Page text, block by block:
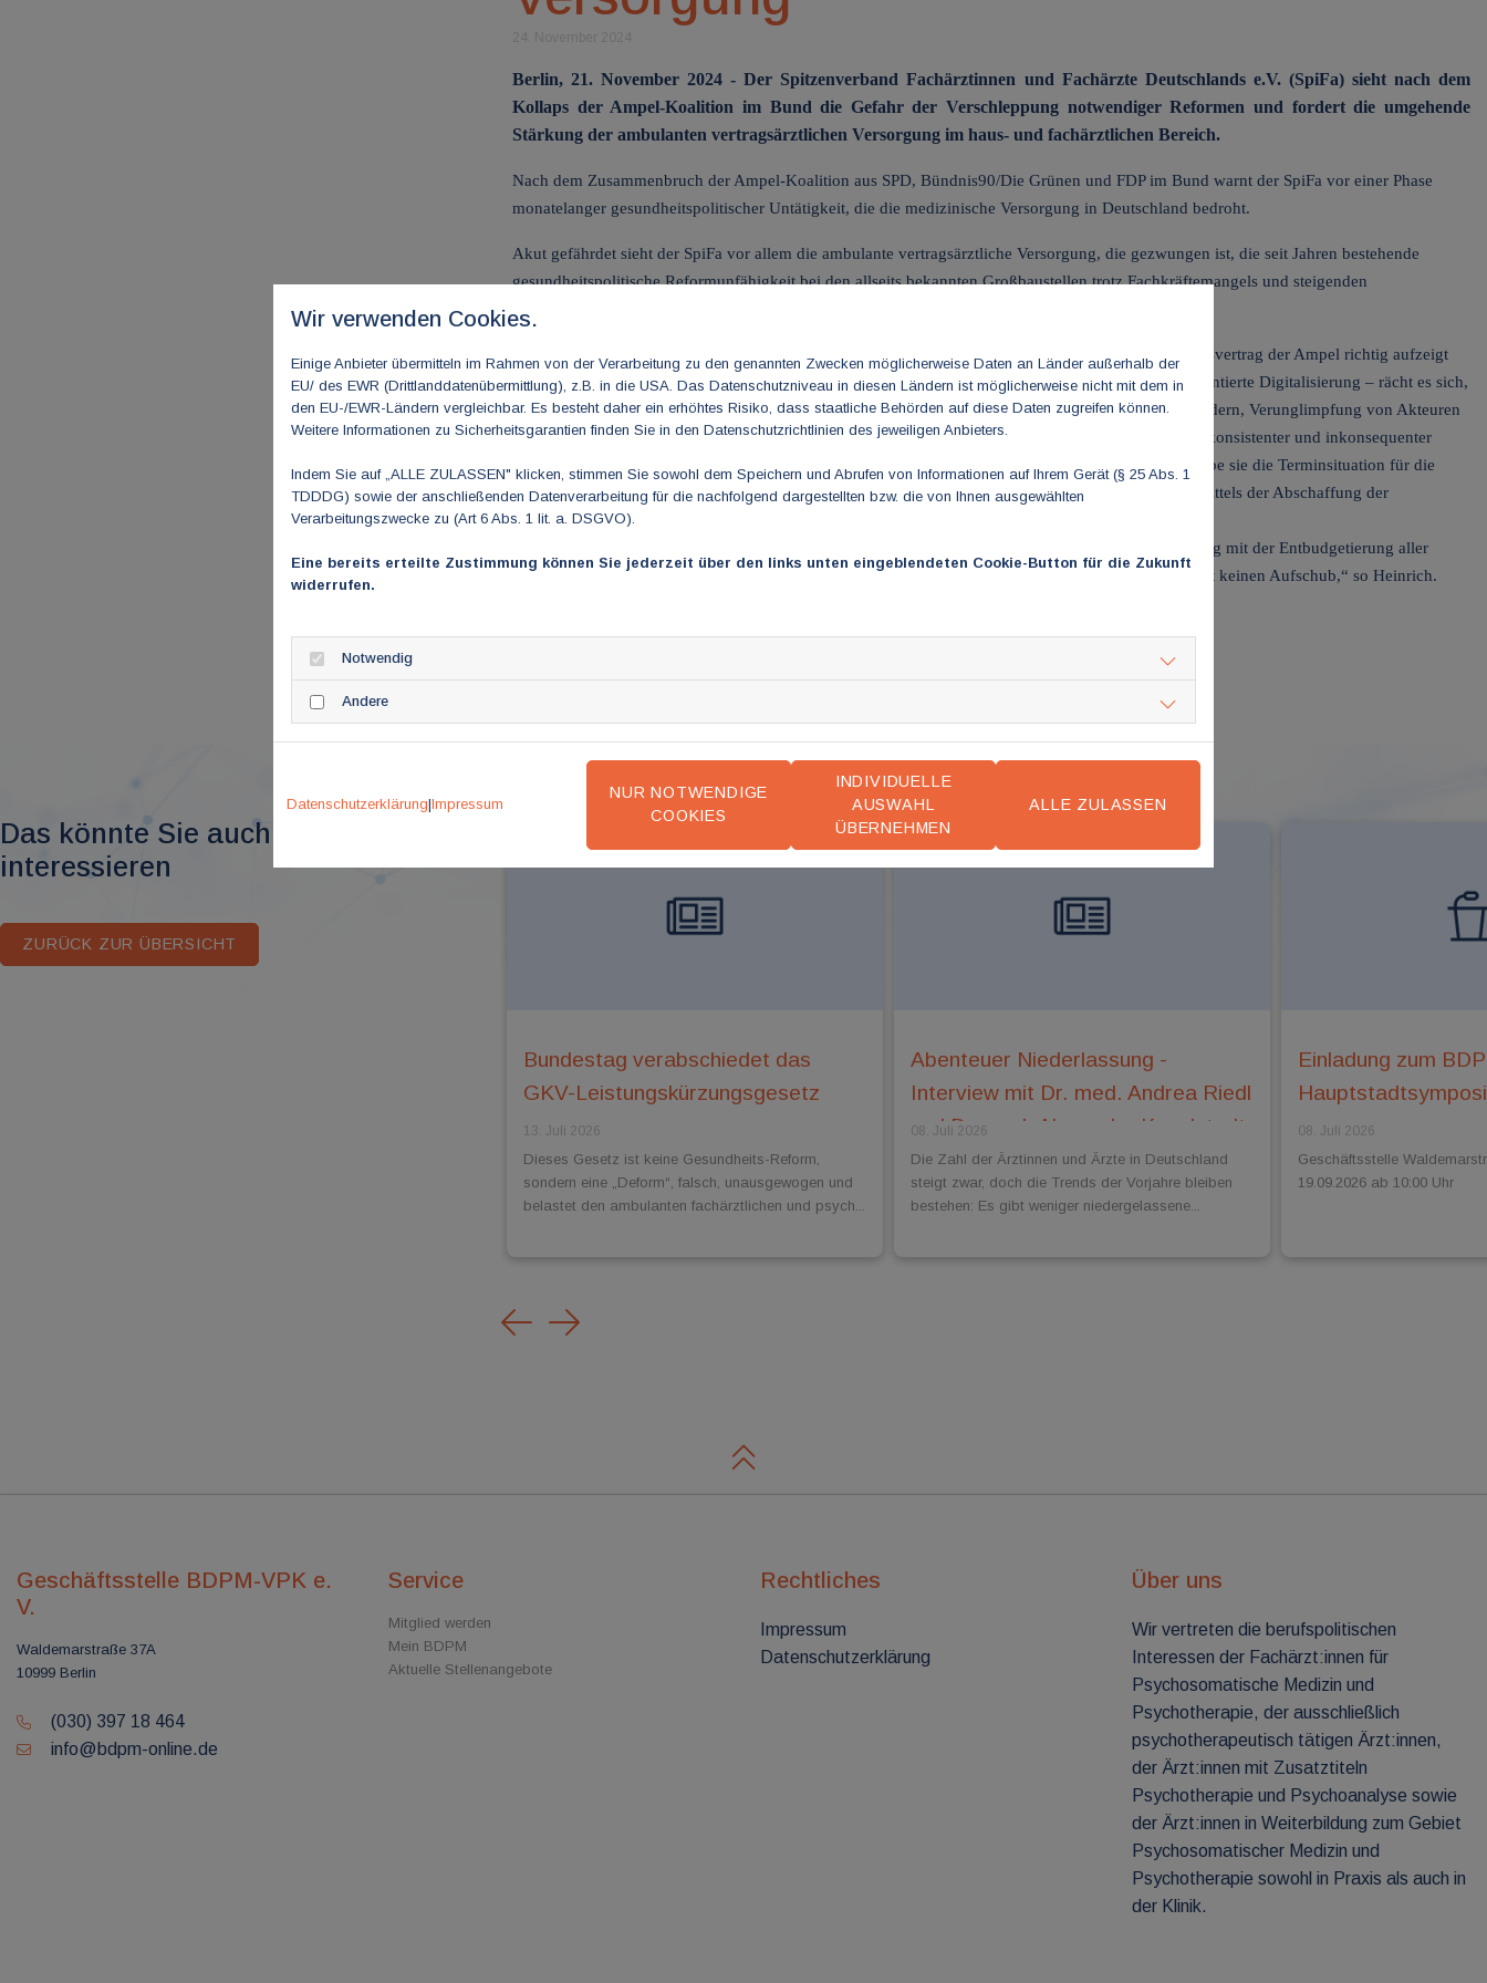
Berlin, 21. November 2024 - Der Spitzenverband Fachärztinnen und Fachärzte Deutschlands e.V. (SpiFa) sieht nach dem
Kollaps der Ampel-Koalition im Bund die Gefahr der Verschleppung notwendiger Reformen und fordert die umgehende
Stärkung der ambulanten vertragsärztlichen Versorgung im haus- und fachärztlichen Bereich.
Nach dem Zusammenbruch der Ampel-Koalition aus SPD, Bündnis90/Die Grünen und FDP im Bund warnt der SpiFa vor einer Phase
monatelanger gesundheitspolitischer Untätigkeit, die die medizinische Versorgung in Deutschland bedroht.
Akut gefährdet sieht der SpiFa vor allem die ambulante vertragsärztliche Versorgung, die gezwungen ist, die seit Jahren bestehende
gesundheitspolitische Reformunfähigkeit bei den allseits bekannten Großbaustellen trotz Fachkräftemangels und steigenden
Hierzu Dr. Dirk Heinrich, SpiFa-Vorstandsvorsitzender: „Nachdem die Handlungsfelder im Koalitionsvertrag der Ampel richtig aufzeigt
waren – Krankenhaus- und Notfallversorgung, Ambulantisierung, Entbürokratisierung, anwenderorientierte Digitalisierung – rächt es sich,
dass die selbsternannte Zukunftskoalition durch eine Regierungskommission, Geplänkel mit den Ländern, Verunglimpfung von Akteuren
der Gesundheitsversorgung als Lobbyisten durch den Bundesgesundheitsminister und die Vorlage inkonsistenter und inkonsequenter
Gesetzentwürfe keine einzige Baustelle des Gesundheitswesens beseitigt haben wird.“ Stattdessen habe sie die Terminsituation für die
Patientinnen und Patienten mit der Kostendämpfungskeule des GKV-Finanzstabilisierungsgesetzes mittels der Abschaffung der
Neupatientenregelung maßgeblich verschlechtert.
„Es brennt in der ambulanten haus- und fachärztlichen Versorgung und ist geboten, dieses Feuer zügig mit der Entbudgetierung aller
niedergelassener Ärztinnen und Ärzte zu löschen. Diese Großbaustelle des Gesundheitswesens duldet keinen Aufschub,“ so Heinrich.
Das könnte Sie auch
interessieren
ZURÜCK ZUR ÜBERSICHT
Bundestag verabschiedet das
GKV-Leistungskürzungsgesetz
13. Juli 2026
Dieses Gesetz ist keine Gesundheits-Reform,
sondern eine „Deform“, falsch, unausgewogen und
belastet den ambulanten fachärztlichen und psych...
Abenteuer Niederlassung -
Interview mit Dr. med. Andrea Riedl
und Dr. med. Alexander Kugelstadt
08. Juli 2026
Die Zahl der Ärztinnen und Ärzte in Deutschland
steigt zwar, doch die Trends der Vorjahre bleiben
bestehen: Es gibt weniger niedergelassene...
Einladung zum
08. Juli 2026
Geschäftsstelle
19.09.2026 ab 10:00 Uhr
Previous
Next
Geschäftsstelle BDPM-VPK e.
V.
Waldemarstraße 37A
10999 Berlin
(030) 397 18 464
info@bdpm-online.de
Service
Mitglied werden
Mein BDPM
Aktuelle Stellenangebote
Rechtliches
Impressum
Datenschutzerklärung
Über uns
Wir vertreten die berufspolitischen
Interessen der Fachärzt:innen für
Psychosomatische Medizin und
Psychotherapie, der ausschließlich
psychotherapeutisch tätigen Ärzt:innen,
der Ärzt:innen mit Zusatztiteln
Psychotherapie und Psychoanalyse sowie
der Ärzt:innen in Weiterbildung zum Gebiet
Psychosomatischer Medizin und
Psychotherapie sowohl in Praxis als auch in
der Klinik.
Wir verwenden Cookies.
Einige Anbieter übermitteln im Rahmen von der Verarbeitung zu den genannten Zwecken möglicherweise Daten an Länder außerhalb der
EU/ des EWR (Drittlanddatenübermittlung), z.B. in die USA. Das Datenschutzniveau in diesen Ländern ist möglicherweise nicht mit dem in
den EU-/EWR-Ländern vergleichbar. Es besteht daher ein erhöhtes Risiko, dass staatliche Behörden auf diese Daten zugreifen können.
Weitere Informationen zu Sicherheitsgarantien finden Sie in den Datenschutzrichtlinien des jeweiligen Anbieters.
Indem Sie auf „ALLE ZULASSEN" klicken, stimmen Sie sowohl dem Speichern und Abrufen von Informationen auf Ihrem Gerät (§ 25 Abs. 1
TDDDG) sowie der anschließenden Datenverarbeitung für die nachfolgend dargestellten bzw. die von Ihnen ausgewählten
Verarbeitungszwecke zu (Art 6 Abs. 1 lit. a. DSGVO).
Eine bereits erteilte Zustimmung können Sie jederzeit über den links unten eingeblendeten Cookie-Button für die Zukunft
widerrufen.
Notwendig
Andere
Datenschutzerklärung|Impressum
NUR NOTWENDIGE
COOKIES
INDIVIDUELLE
AUSWAHL
ÜBERNEHMEN
ALLE ZULASSEN